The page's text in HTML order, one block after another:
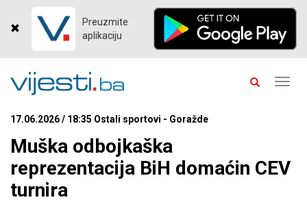
Preuzmite
aplikaciju
17.06.2026 / 18:35 Ostali sportovi - Goražde
Muška odbojkaška
reprezentacija BiH domaćin CEV
turnira